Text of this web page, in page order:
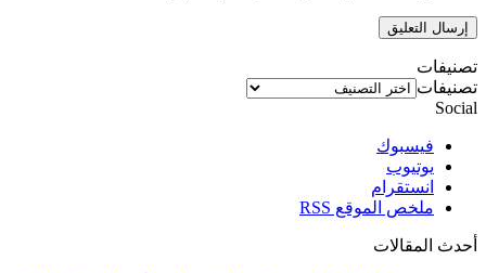
تصنيفات
تصنيفات
Social
فيسبوك
يوتيوب
انستقرام
ملخص الموقع RSS
أحدث المقالات